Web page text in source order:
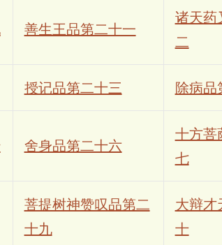
善生王品第二十一
诸天药
二
授记品第二十三 除病品
舍身品第二十六
十方菩
七
菩提树神赞叹品第二
十九
大辩才
十